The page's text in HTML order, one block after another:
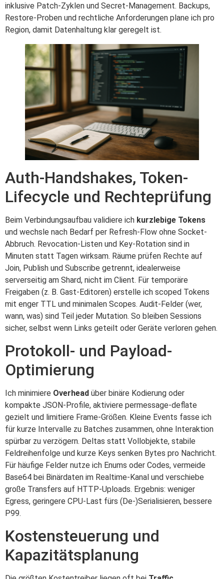
inklusive Patch-Zyklen und Secret-Management. Backups,
Restore-Proben und rechtliche Anforderungen plane ich pro
Region, damit Datenhaltung klar geregelt ist.
Auth-Handshakes, Token-
Lifecycle und Rechteprüfung
Beim Verbindungsaufbau validiere ich kurzlebige Tokens
und wechsle nach Bedarf per Refresh-Flow ohne Socket-
Abbruch. Revocation-Listen und Key-Rotation sind in
Minuten statt Tagen wirksam. Räume prüfen Rechte auf
Join, Publish und Subscribe getrennt, idealerweise
serverseitig am Shard, nicht im Client. Für temporäre
Freigaben (z. B. Gast-Editoren) erstelle ich scoped Tokens
mit enger TTL und minimalen Scopes. Audit-Felder (wer,
wann, was) sind Teil jeder Mutation. So bleiben Sessions
sicher, selbst wenn Links geteilt oder Geräte verloren gehen.
Protokoll- und Payload-
Optimierung
Ich minimiere Overhead über binäre Kodierung oder
kompakte JSON-Profile, aktiviere permessage-deflate
gezielt und limitiere Frame-Größen. Kleine Events fasse ich
für kurze Intervalle zu Batches zusammen, ohne Interaktion
spürbar zu verzögern. Deltas statt Vollobjekte, stabile
Feldreihenfolge und kurze Keys senken Bytes pro Nachricht.
Für häufige Felder nutze ich Enums oder Codes, vermeide
Base64 bei Binärdaten im Realtime-Kanal und verschiebe
große Transfers auf HTTP-Uploads. Ergebnis: weniger
Egress, geringere CPU-Last fürs (De-)Serialisieren, bessere
P99.
Kostensteuerung und
Kapazitätsplanung